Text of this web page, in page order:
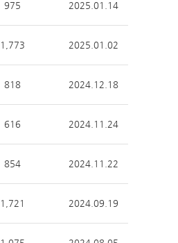
975 2025.01.14
1,773 2025.01.02
818 2024.12.18
616 2024.11.24
854 2024.11.22
1,721 2024.09.19